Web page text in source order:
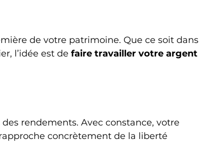
de votre patrimoine. Que ce soit dans
l’idée est de faire travailler votre argent
rendements. Avec constance, votre
concrètement de la liberté